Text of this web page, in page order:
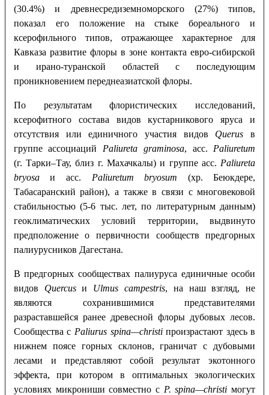
(30.4%) и древнесредиземноморского (27%) типов,
показал его положение на стыке бореального и
ксерофильного типов, отражающее характерное для
Кавказа развитие флоры в зоне контакта евро-сибирской
и ирано-туранской областей с последующим
проникновением переднеазиатской флоры.
По результатам флористических исследований,
ксерофитного состава видов кустарникового яруса и
отсутствия или единичного участия видов Querus в
группе ассоциаций Paliureta graminosa, асс. Paliuretum
(г. Тарки–Тау, близ г. Махачкалы) и группе асс. Paliureta
bryosaи асс. Paliuretum bryosum (хр. Беюкдере,
Табасаранский район), а также в связи с многовековой
стабильностью (5-6 тыс. лет, по литературным данным)
геоклиматических условий территории, выдвинуто
предположение о первичности сообществ предгорных
палиурусников Дагестана.
В предгорных сообществах палиуруса единичные особи
видов Quercusи Ulmus campestris, на наш взгляд, не
являются сохранившимися представителями
разраставшейся ранее древесной флоры дубовых лесов.
Сообщества с Paliurus spina—christiпроизрастают здесь в
нижнем поясе горных склонов, граничат с дубовыми
лесами и представляют собой результат экотонного
эффекта, при котором в оптимальных экологических
условиях микрониши совместно с P.spina—christi могут